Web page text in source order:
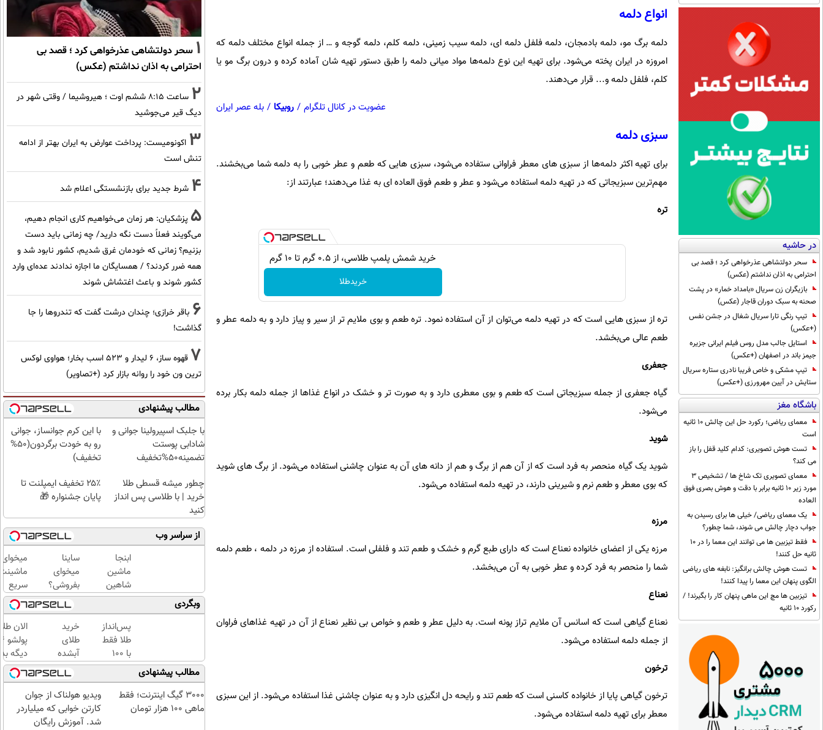
در حاشیه
سحر دولتشاهی عذرخواهی کرد ؛ قصد بی
احترامی به اذان نداشتم (عکس)
بازیگران زن سریال «بامداد خمار» در پشت
صحنه به سبک دوران قاجار (عکس)
تیپ رنگی تارا سریال شغال در جشن نفس
(+عکس)
استایل جالب مدل روس فیلم ایرانی جزیره
جیمز باند در اصفهان (+عکس)
تیپ مشکی و خاص فریبا نادری ستاره سریال
ستایش در آیین مهرورزی (+عکس)
باشگاه مغز
معمای ریاضی؛ رکورد حل این چالش 10 ثانیه
است
تست هوش تصویری: کدام کلید قفل را باز
می کند؟
معمای تصویری تک شاخ ها / تشخیص 3
مورد زیر 10 ثانیه برابر با دقت و هوش بصری فوق
العاده
یک معمای ریاضی/ خیلی ها برای رسیدن به
جواب دچار چالش می شوند، شما چطور؟
فقط تیزبین ها می توانند این معما را در 10
ثانیه حل کنند!
تست هوش چالش برانگیز: نابغه های ریاضی
الگوی پنهان این معما را پیدا کنند!
تیزبین ها مچ این ماهی پنهان کار را بگیرند! /
رکورد 10 ثانیه
انواع دلمه
دلمه برگ مو، دلمه بادمجان، دلمه فلفل دلمه ای، دلمه سیب زمینی، دلمه کلم، دلمه گوجه و … از جمله انواع مختلف دلمه که
امروزه در ایران پخته می‌شود. برای تهیه این نوع دلمه‌ها مواد میانی دلمه را طبق دستور تهیه شان آماده کرده و درون برگ مو یا
کلم، فلفل دلمه و... قرار می‌دهند.
عضویت در کانال تلگرام / روبیکا / بله عصر ایران
سبزی دلمه
برای تهیه اکثر دلمه‌ها از سبزی های معطر فراوانی ستفاده می‌شود، سبزی هایی که طعم و عطر خوبی را به دلمه شما می‌بخشند.
مهم‌ترین سبزیجاتی که در تهیه دلمه استفاده می‌شود و عطر و طعم فوق العاده ای به غذا می‌دهند؛ عبارتند از:
تره
خرید شمش پلمپ طلاسی، از ۰.۵ گرم تا ۱۰ گرم
خریدطلا
تره از سبزی هایی است که در تهیه دلمه می‌توان از آن استفاده نمود. تره طعم و بوی ملایم تر از سیر و پیاز دارد و به دلمه عطر و
طعم عالی می‌بخشد.
جعفری
گیاه جعفری از جمله سبزیجاتی است که طعم و بوی معطری دارد و به صورت تر و خشک در انواع غذاها از جمله دلمه بکار برده
می‌شود.
شوید
شوید یک گیاه منحصر به فرد است که از آن هم از برگ و هم از دانه های آن به عنوان چاشنی استفاده می‌شود. از برگ های شوید
که بوی معطر و طعم نرم و شیرینی دارند، در تهیه دلمه استفاده می‌شود.
مرزه
مرزه یکی از اعضای خانواده نعناع است که دارای طبع گرم و خشک و طعم تند و فلفلی است. استفاده از مرزه در دلمه ، طعم دلمه
شما را منحصر به فرد کرده و عطر خوبی به آن می‌بخشد.
نعناع
نعناع گیاهی است که اسانس آن ملایم تراز پونه است. به دلیل عطر و طعم و خواص بی نظیر نعناع از آن در تهیه غذاهای فراوان
از جمله دلمه استفاده می‌شود.
ترخون
ترخون گیاهی پایا از خانواده کاسنی است که طعم تند و رایحه دل انگیزی دارد و به عنوان چاشنی غذا استفاده می‌شود. از این سبزی
معطر برای تهیه دلمه استفاده می‌شود.
1 سحر دولتشاهی عذرخواهی کرد ؛ قصد بی
احترامی به اذان نداشتم (عکس)
2
ساعت ۸:۱۵ ششم اوت ؛ هیروشیما / وقتی شهر در
دیگ قیر می‌جوشید
3 اکونومیست: پرداخت عوارض به ایران بهتر از ادامه
تنش است
4 شرط جدید برای بازنشستگی اعلام شد
5 پزشکیان: هر زمان می‌خواهیم کاری انجام دهیم،
می‌گویند فعلاً دست نگه دارید/ چه زمانی باید دست
بزنیم؟ زمانی که خودمان غرق شدیم، کشور نابود شد و
همه ضرر کردند؟ / همسایگان ما اجازه ندادند عده‌ای وارد
کشور شوند و باعث اغتشاش شوند
6 باقر خرازی؛ چندان درشت گفت که تندروها را جا
گذاشت!
7
قهوه ساز، 6 لیدار و 523 اسب بخار؛ هواوی لوکس
ترین ون خود را روانه بازار کرد (+تصاویر)
مطالب پیشنهادی
با جلبک اسپیرولینا جوانی و
شادابی پوستت
تضمینه50%تخفیف
با این کرم جوانساز، جوانی
رو به خودت برگردون(50%
تخفیف)
چطور میشه قسطی طلا
خرید | با طلاسی پس انداز
کنید
۲۵٪ تخفیف ایمپلنت تا
پایان جشنواره 🎁
از سراسر وب
ابنجا
ماشین
شاهین
خودتو
سریع و
راحت
بفروش
ساینا
میخوای
بفروشی؟
با
خودرو45
سریع
میفروشی
میخوای
سریع
فروش
بره؟
تمام
مراحل
فروش
ماشیت
رو به ما
بسپر
وبگردی
پس‌انداز
طلا فقط
با ۱۰۰
هزارتومان
(امن و
راحت)
خرید
طلای
آبشده
حتی با
۱۰۰هزارتومان
الان
دیگه
طلا با
بی‌بهره
مطالب پیشنهادی
3000 گیگ اینترنت؛ فقط
ماهی 100 هزار تومان
ویدیو هولناک از جوان
کارتن خوابی که میلیاردر
شد. آموزش رایگان